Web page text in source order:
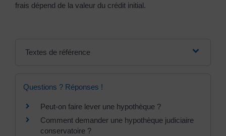
frais dépend de la valeur du crédit initial.
Textes de référence
Questions ? Réponses !
Peut-on faire lever une hypothèque ?
Comment demander une hypothèque judiciaire
conservatoire ?